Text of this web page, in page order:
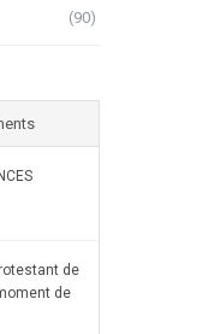
(90)
de
de